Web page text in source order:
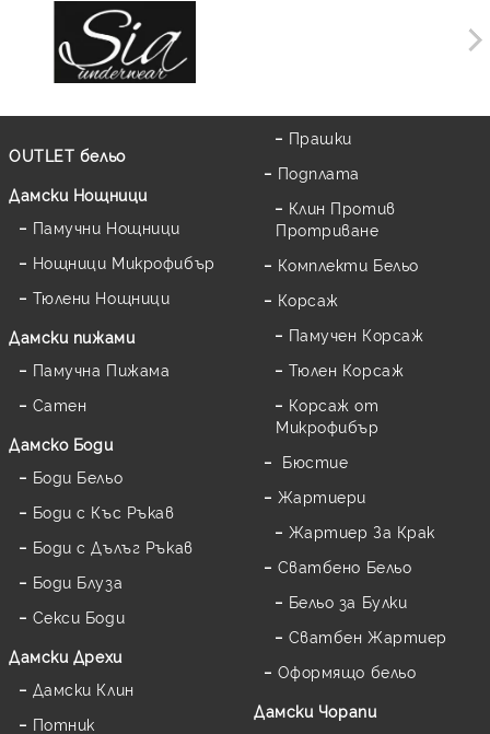
OUTLET бельо
Дамски Нощници
Памучни Нощници
Нощници Микрофибър
Тюлени Нощници
Дамски пижами
Памучна Пижама
Сатен
Дамскo Боди
Боди Бельо
Боди с Къс Ръкав
Боди с Дълъг Ръкав
Боди Блуза
Секси Боди
Дамски Дрехи
Дамски Клин
Потник
Прашки
Подплата
Клин Против
Протриване
Комплекти Бельо
Корсаж
Памучен Корсаж
Тюлен Корсаж
Корсаж от
Микрофибър
Бюстие
Жартиери
Жартиер За Крак
Сватбено Бельо
Бельо за Булки
Сватбен Жартиер
Оформящо бельо
Дамски Чорапи